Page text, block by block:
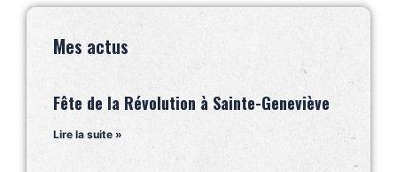
Mes actus
Fête de la Révolution à Sainte-Geneviève
Lire la suite »